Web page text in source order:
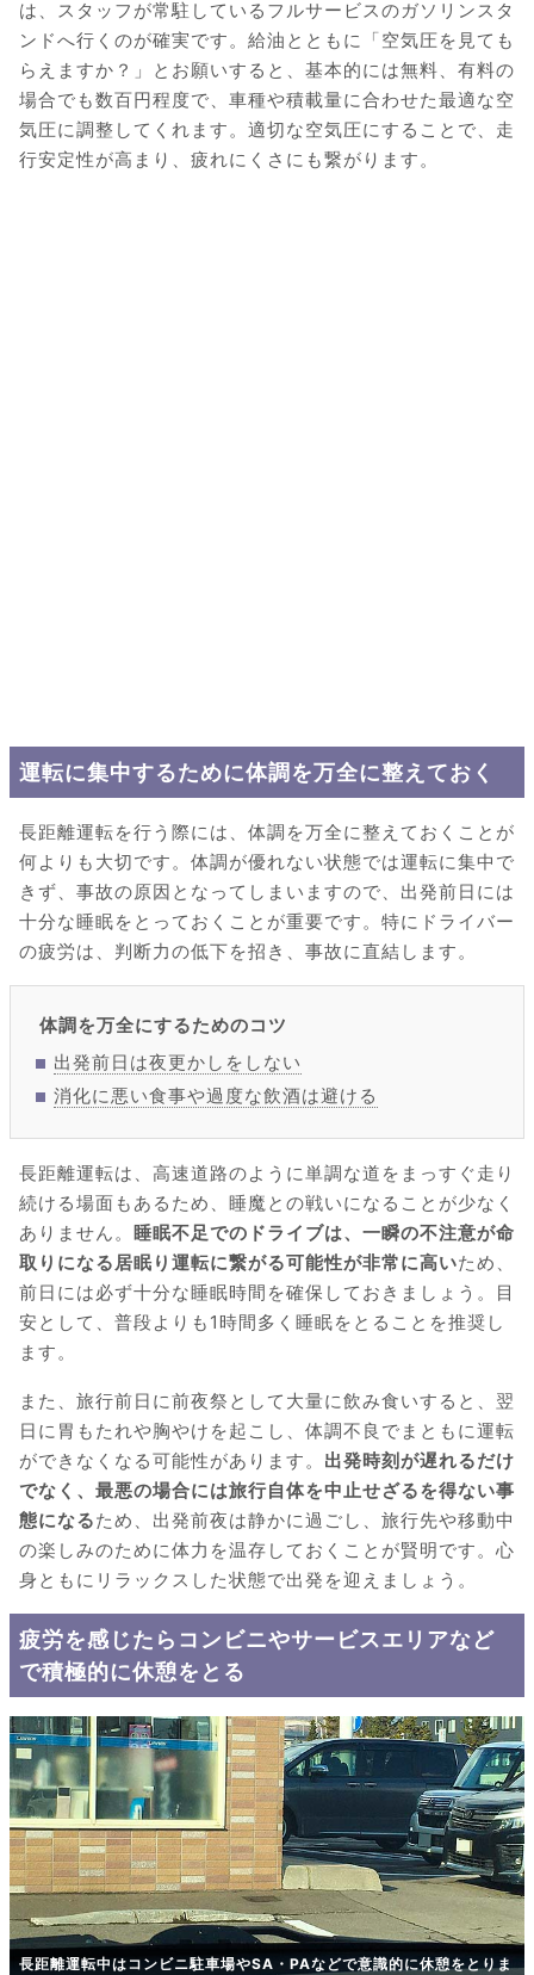
は、スタッフが常駐しているフルサービスのガソリンスタ
ンドへ行くのが確実です。給油とともに「空気圧を見ても
らえますか？」とお願いすると、基本的には無料、有料の
場合でも数百円程度で、車種や積載量に合わせた最適な空
気圧に調整してくれます。適切な空気圧にすることで、走
行安定性が高まり、疲れにくさにも繋がります。
運転に集中するために体調を万全に整えておく
長距離運転を行う際には、体調を万全に整えておくことが
何よりも大切です。体調が優れない状態では運転に集中で
きず、事故の原因となってしまいますので、出発前日には
十分な睡眠をとっておくことが重要です。特にドライバー
の疲労は、判断力の低下を招き、事故に直結します。
体調を万全にするためのコツ
出発前日は夜更かしをしない
消化に悪い食事や過度な飲酒は避ける
長距離運転は、高速道路のように単調な道をまっすぐ走り
続ける場面もあるため、睡魔との戦いになることが少なく
ありません。
睡眠不足でのドライブは、一瞬の不注意が命
取りになる居眠り運転に繋がる可能性が非常に高いため、
前日には必ず十分な睡眠時間を確保しておきましょう。目
安として、普段よりも1時間多く睡眠をとることを推奨し
ます。
また、旅行前日に前夜祭として大量に飲み食いすると、翌
日に胃もたれや胸やけを起こし、体調不良でまともに運転
ができなくなる可能性があります。 出発時刻が遅れるだけ
でなく、最悪の場合には旅行自体を中止せざるを得ない事
態になるため、出発前夜は静かに過ごし、旅行先や移動中
の楽しみのために体力を温存しておくことが賢明です。心
身ともにリラックスした状態で出発を迎えましょう。
疲労を感じたらコンビニやサービスエリアなど
で積極的に休憩をとる
長距離運転中はコンビニ駐車場やSA・PAなどで意識的に休憩をとりま